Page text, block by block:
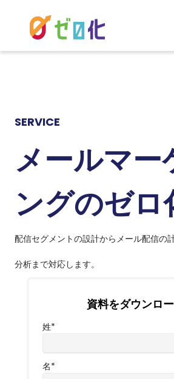
SERVICE
メールマー
ングのゼロ
配信セグメントの設計からメール配信の
分析まで対応します。
資料をダウンロ
姓*
名*